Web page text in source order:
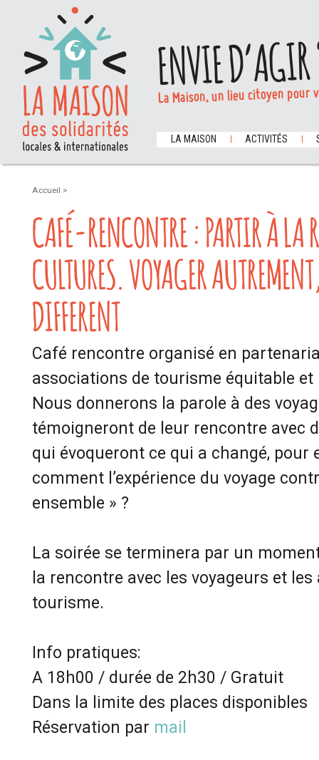
ENVIE
La Maison, un lieu citoyen
LA MAISON ACTIVITÉS
Accueil >
CAFÉ-RENCONTRE : PARTIR À LA
CULTURES. VOYAGER
DIFFERENT
Café rencontre organisé en
associations de tourisme équitable et
Nous donnerons la parole à des
témoigneront de leur rencontre avec
qui évoqueront ce qui a changé, pour
comment l’expérience du voyage
ensemble » ?
La soirée se terminera par un
la rencontre avec les voyageurs et
tourisme.
Info pratiques:
A 18h00 / durée de 2h30 / Gratuit
Dans la limite des places disponibles
Réservation par mail